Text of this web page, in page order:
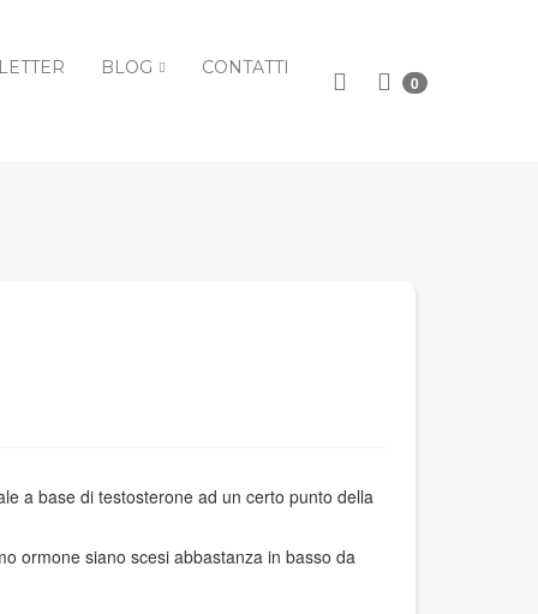
BLOG CONTATTI
0
a base di testosterone ad un certo punto della
ormone siano scesi abbastanza in basso da